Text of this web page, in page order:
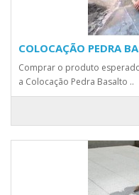
COLOCAÇÃO PEDRA
Comprar o produto
a Colocação Pedra Basalto ..